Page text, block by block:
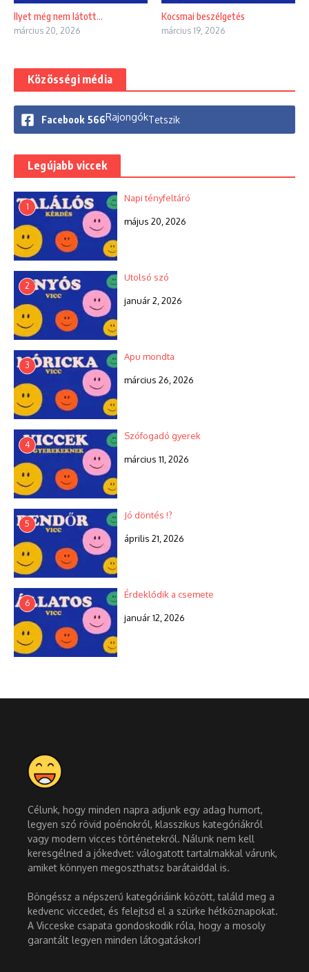
Ilyet még nem látott…
március 20, 2026
Kocsmai beszélgetés
március 19, 2026
Közösségi média
Facebook 566RajongókTetszik
Legújabb viccek
1
Napi tényfeltáró
május 20, 2026
2
Utolsó szó
január 2, 2026
3
Apu mondta
március 26, 2026
4
Szófogadó gyerek
március 11, 2026
5
Jó döntés !?
április 21, 2026
6
Érdeklődik a csemete
január 12, 2026
Célunk, hogy minden napra adjunk egy adag humort,
legyen szó rövid poénokról, klasszikus kategóriákról
vagy modern vicces történetekről. Nálunk nem kell
keresgélned a jókedvet: válogatott tartalmakkal várunk,
amiket könnyen megoszthatsz barátaiddal is.
Böngéssz a népszerű kategóriáink között, találd meg a
kedvenc viccedet, és felejtsd el a szürke hétköznapokat.
A Vicceske csapata gondoskodik róla, hogy a mosoly
garantált legyen minden látogatáskor!